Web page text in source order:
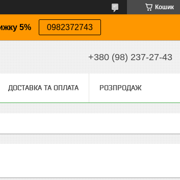
Кошик
5% 0982372743
+380 (98) 237-27-43
ДОСТАВКА ТА ОПЛАТА РОЗПРОДАЖ